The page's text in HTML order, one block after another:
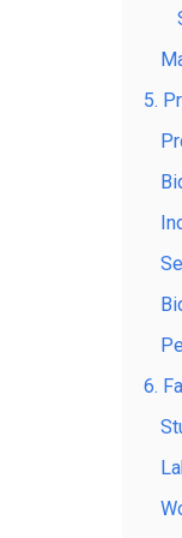
5.
6.